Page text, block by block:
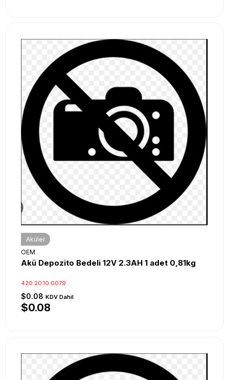
Aküler
OEM
Akü Depozito Bedeli 12V 2.3AH 1 adet 0,81kg
420.20.10.0079
$0.08 KDV Dahil
$0.08